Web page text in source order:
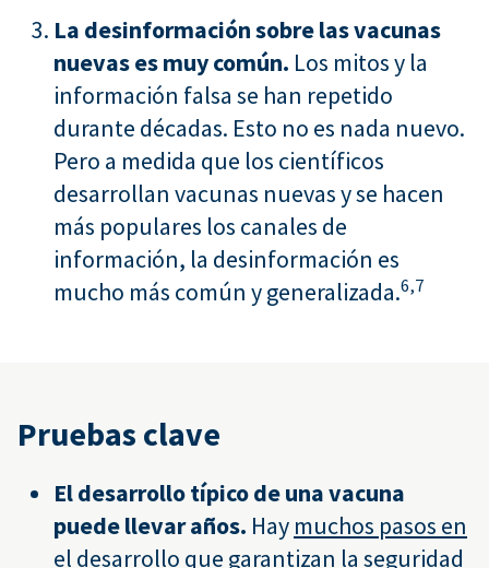
La desinformación sobre las vacunas
nuevas es muy común. Los mitos y la
información falsa se han repetido
durante décadas. Esto no es nada nuevo.
Pero a medida que los científicos
desarrollan vacunas nuevas y se hacen
más populares los canales de
información, la desinformación es
mucho más común y generalizada.6,7
Pruebas clave
El desarrollo típico de una vacuna
puede llevar años. Hay muchos pasos en
el desarrollo que garantizan la seguridad